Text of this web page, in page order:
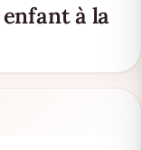
à la